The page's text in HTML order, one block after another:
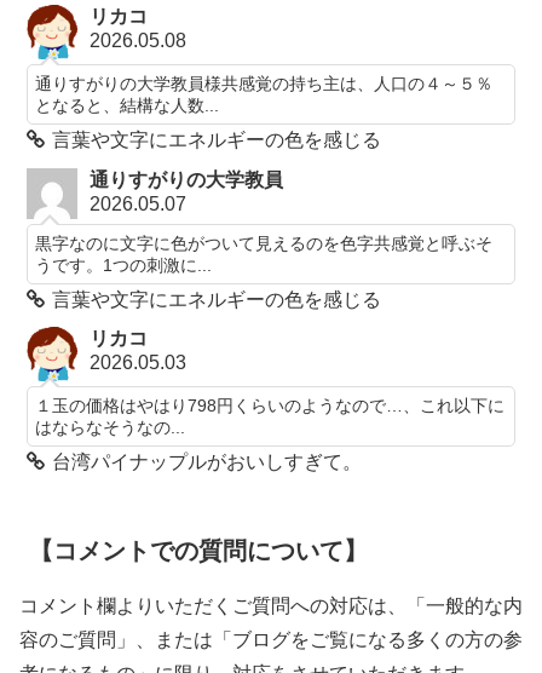
リカコ
2026.05.08
通りすがりの大学教員様共感覚の持ち主は、人口の４～５％
となると、結構な人数...
言葉や文字にエネルギーの色を感じる
通りすがりの大学教員
2026.05.07
黒字なのに文字に色がついて見えるのを色字共感覚と呼ぶそ
うです。1つの刺激に...
言葉や文字にエネルギーの色を感じる
リカコ
2026.05.03
１玉の価格はやはり798円くらいのようなので…、これ以下に
はならなそうなの...
台湾パイナップルがおいしすぎて。
【コメントでの質問について】
コメント欄よりいただくご質問への対応は、「一般的な内
容のご質問」、または「ブログをご覧になる多くの方の参